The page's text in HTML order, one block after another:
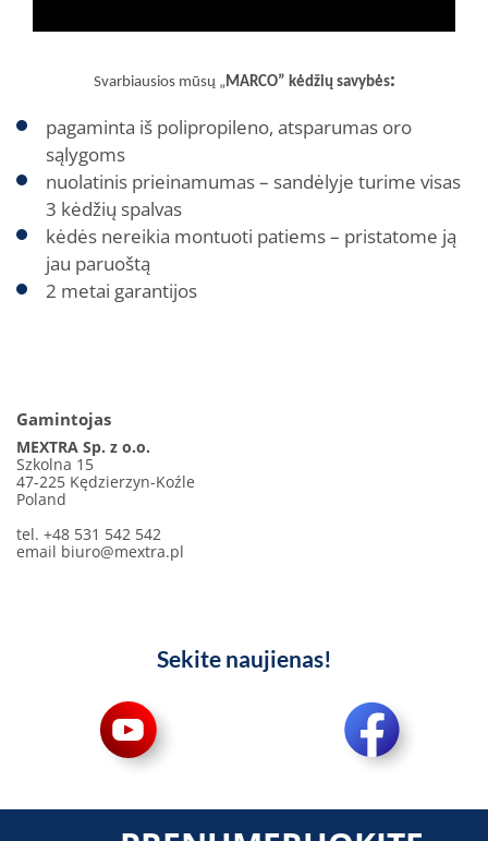
Svarbiausios mūsų „MARCO” kėdžių savybės:
pagaminta iš polipropileno, atsparumas oro
sąlygoms
nuolatinis prieinamumas – sandėlyje turime visas
3 kėdžių spalvas
kėdės nereikia montuoti patiems – pristatome ją
jau paruoštą
2 metai garantijos
Gamintojas
MEXTRA Sp. z o.o.
Szkolna 15
47-225 Kędzierzyn-Koźle
Poland
tel. +48 531 542 542
email biuro@mextra.pl
Sekite naujienas!